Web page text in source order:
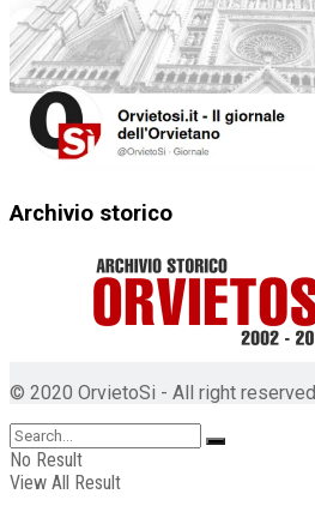
Archivio storico
© 2020 OrvietoSi - All right reserved
No Result
View All Result